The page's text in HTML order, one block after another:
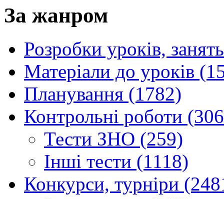
За жанром
Розробки уроків,
Матеріали до уроків
Планування (1782)
Контрольні роботи
Тести ЗНО (259)
Інші тести (1118)
Конкурси, турніри